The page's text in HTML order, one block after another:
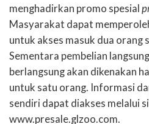
menghadirkan promo spesial
Masyarakat dapat
untuk akses masuk dua orang
Sementara pembelian
berlangsung akan dikenakan
untuk satu orang. Informasi
sendiri dapat diakses melalui
www.presale.glzoo.com.